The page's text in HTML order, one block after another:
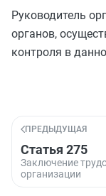
Руководитель
органов,
контроля в
ПРЕДЫДУЩАЯ
Статья 275
Заключение
организации